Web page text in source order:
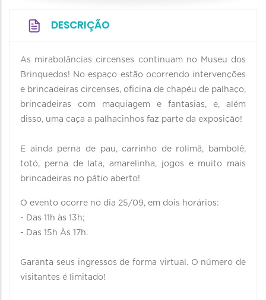
DESCRIÇÃO
As mirabolâncias circenses continuam no Museu dos
Brinquedos! No espaço estão ocorrendo intervenções
e brincadeiras circenses, oficina de chapéu de palhaço,
brincadeiras com maquiagem e fantasias, e, além
disso, uma caça a palhacinhos faz parte da exposição!
E ainda perna de pau, carrinho de rolimã, bambolê,
totó, perna de lata, amarelinha, jogos e muito mais
brincadeiras no pátio aberto!
O evento ocorre no dia 25/09, em dois horários:
- Das 11h às 13h;
- Das 15h Às 17h.
Garanta seus ingressos de forma virtual. O número de
visitantes é limitado!